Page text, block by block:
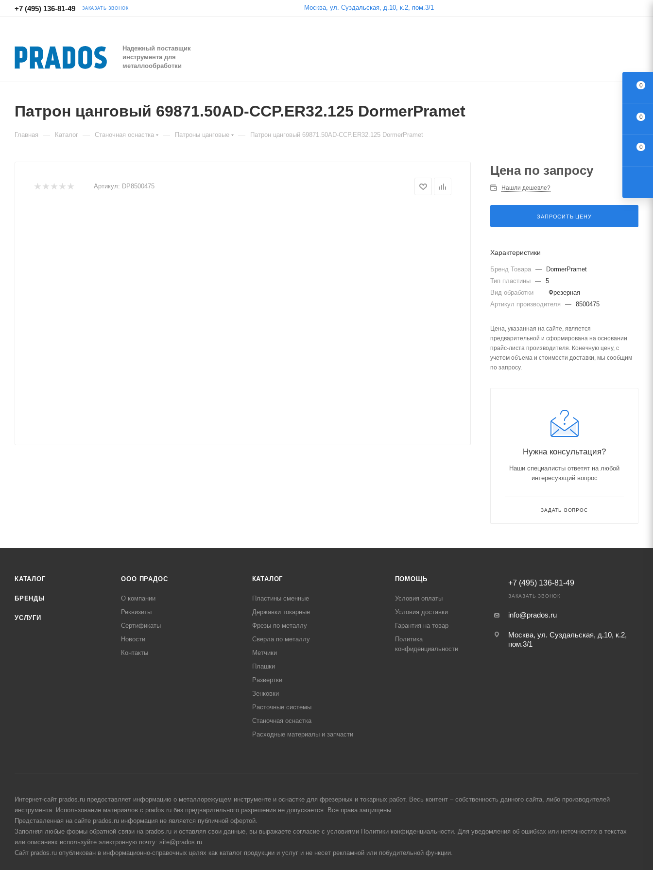
+7 (495) 136-81-49 ЗАКАЗАТЬ ЗВОНОК Москва, ул. Суздальская, д.10, к.2, пом.3/1
Надежный поставщик
инструмента для
металлообработки
Патрон цанговый 69871.50AD-CCP.ER32.125 DormerPramet
Главная — Каталог — Станочная оснастка — Патроны цанговые — Патрон цанговый 69871.50AD-CCP.ER32.125 DormerPramet
Артикул: DP8500475
Цена по запросу
Нашли дешевле?
ЗАПРОСИТЬ ЦЕНУ
Характеристики
Бренд Товара —
DormerPramet
Тип пластины — 5
Вид обработки — Фрезерная
Артикул производителя
— 8500475
Цена, указанная на сайте, является
предварительной и сформирована на основании
прайс-листа производителя. Конечную цену, с
учетом объема и стоимости доставки, мы сообщим
по запросу.
Нужна консультация?
Наши специалисты ответят на любой
интересующий вопрос
ЗАДАТЬ ВОПРОС
КАТАЛОГ
БРЕНДЫ
УСЛУГИ
ООО ПРАДОС
О компании
Реквизиты
Сертификаты
Новости
Контакты
КАТАЛОГ
Пластины сменные
Державки токарные
Фрезы по металлу
Сверла по металлу
Метчики
Плашки
Развертки
Зенковки
Расточные системы
Станочная оснастка
Расходные материалы и запчасти
ПОМОЩЬ
Условия оплаты
Условия доставки
Гарантия на товар
Политика
конфиденциальности
+7 (495) 136-81-49
ЗАКАЗАТЬ ЗВОНОК
info@prados.ru
Москва, ул. Суздальская, д.10, к.2,
пом.3/1
Интернет-сайт prados.ru предоставляет информацию о металлорежущем инструменте и оснастке для фрезерных и токарных работ. Весь контент – собственность данного сайта, либо производителей
инструмента. Использование материалов с prados.ru без предварительного разрешения не допускается. Все права защищены.
Представленная на сайте prados.ru информация не является публичной офертой.
Заполняя любые формы обратной связи на prados.ru и оставляя свои данные, вы выражаете согласие с условиями Политики конфиденциальности. Для уведомления об ошибках или неточностях в текстах
или описаниях используйте электронную почту: site@prados.ru.
Сайт prados.ru опубликован в информационно-справочных целях как каталог продукции и услуг и не несет рекламной или побудительной функции.
0
0
0